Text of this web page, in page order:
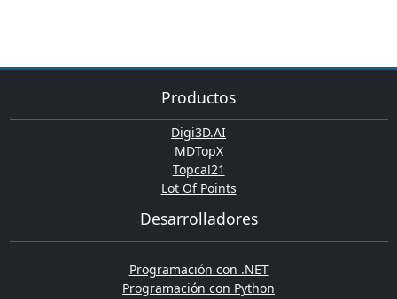
Productos
Digi3D.AI
MDTopX
Topcal21
Lot Of Points
Desarrolladores
Programación con .NET
Programación con Python